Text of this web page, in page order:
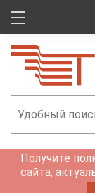
Получите
сайта,